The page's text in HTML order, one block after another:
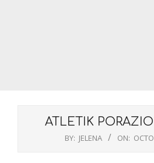
ATLETIK
BY: JELENA ON: